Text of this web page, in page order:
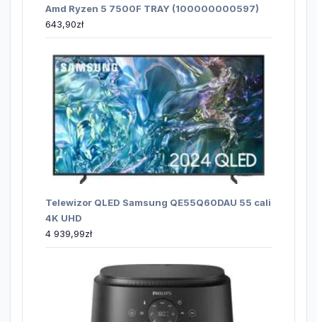
Amd Ryzen 5 7500F TRAY (100000000597)
643,90zł
Telewizor QLED Samsung QE55Q60DAU 55 cali
4K UHD
4 939,99zł